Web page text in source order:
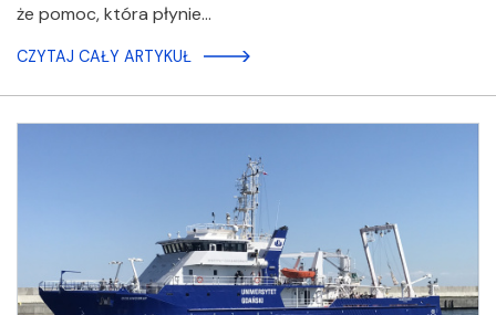
że pomoc, która płynie…
CZYTAJ CAŁY ARTYKUŁ